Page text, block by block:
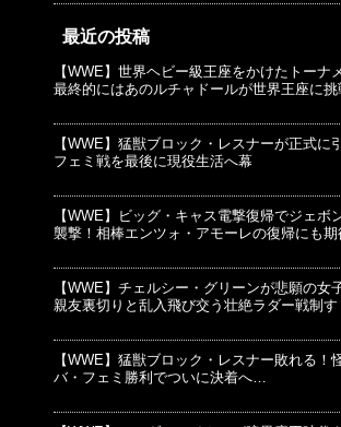
最近の投稿
【WWE】世界ヘビー級王座をかけたトーナ
最終的にはあのルチャドールが世界王座に挑
【WWE】猛獣ブロック・レスナーが正式に
フェミ戦を最後に現役生活へ幕
【WWE】ビッグ・キャス電撃復帰でジェボ
襲撃！相棒エンツォ・アモーレの復帰にも期
【WWE】チェルシー・グリーンが悲願の女
親友裏切りと乱入飛び交う壮絶ラダー戦制す
【WWE】猛獣ブロック・レスナー敗れる！
バ・フェミ勝利でついに決着へ…
© プロレスJunkie ～WWEの最新情報